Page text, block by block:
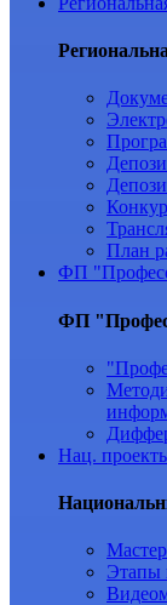
План
ФП
ФП
Нац.
Этапы